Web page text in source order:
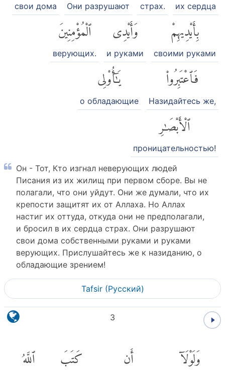
их сердца
страх.
Они разрушают
свои дома
بِأَيْدِيهِمْ
своими руками
وَأَيْدِى
и руками
ٱلْمُؤْمِنِينَ
верующих.
فَٱعْتَبِرُوا۟
Назидайтесь же,
يَٰٓأُو۟لِى
о обладающие
ٱلْأَبْصَٰرِ
проницательностью!
Он - Тот, Кто изгнал неверующих людей
Писания из их жилищ при первом сборе. Вы не
полагали, что они уйдут. Они же думали, что их
крепости защитят их от Аллаха. Но Аллах
настиг их оттуда, откуда они не предполагали,
и бросил в их сердца страх. Они разрушают
свои дома собственными руками и руками
верующих. Прислушайтесь же к назиданию, о
обладающие зрением!
Tafsir (Pусский)
3
وَلَوْلَآ أَن كَتَبَ ٱللَّهُ